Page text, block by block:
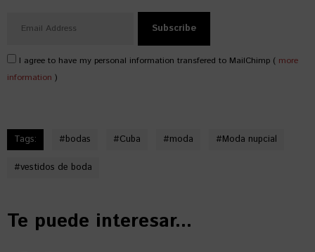
I agree to have my personal information transfered to MailChimp ( more
information )
Tags: #bodas #Cuba #moda #Moda nupcial
#vestidos de boda
Te puede interesar...